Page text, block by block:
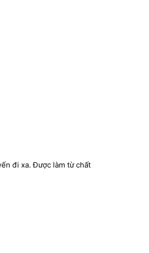
đi xa. Được làm từ chất